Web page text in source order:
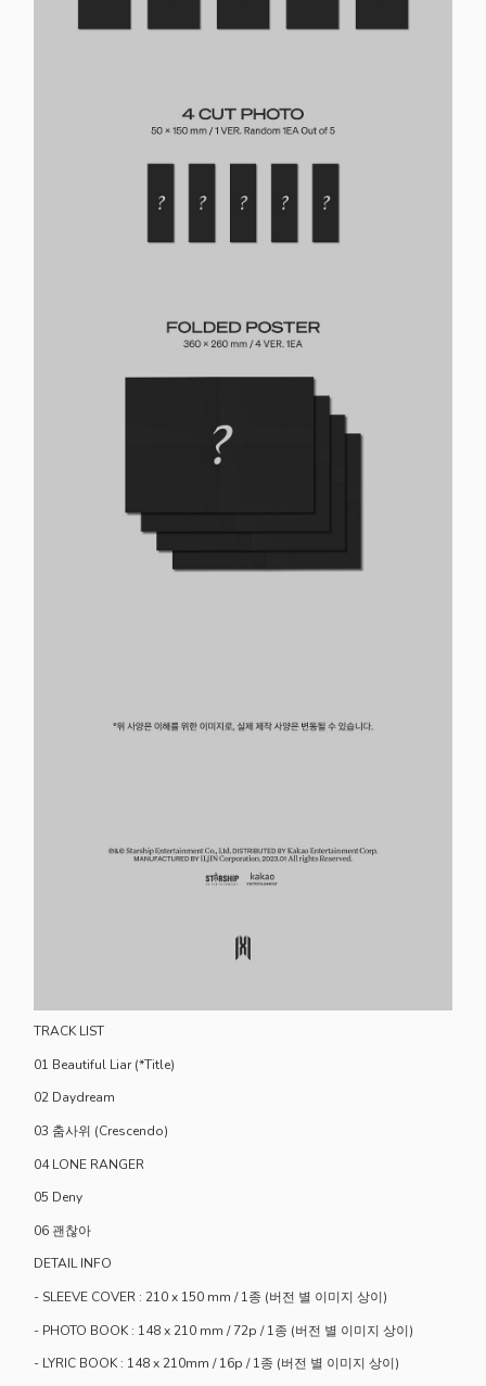
TRACK LIST
01 Beautiful Liar (*Title)
02 Daydream
03 춤사위 (Crescendo)
04 LONE RANGER
05 Deny
06 괜찮아
DETAIL INFO
- SLEEVE COVER : 210 x 150 mm / 1종 (버전 별 이미지 상이)
- PHOTO BOOK : 148 x 210 mm / 72p / 1종 (버전 별 이미지 상이)
- LYRIC BOOK : 148 x 210mm / 16p / 1종 (버전 별 이미지 상이)